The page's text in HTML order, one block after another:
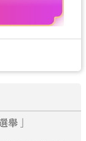
舉」